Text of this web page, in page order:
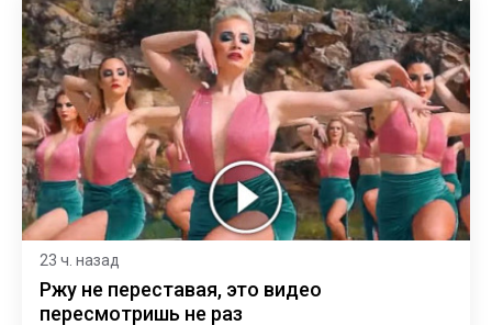
23 ч. назад
Ржу не переставая, это видео
пересмотришь не раз